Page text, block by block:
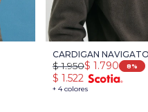
CARDIGAN
+ 4 colores
$ 1.790
$ 1.950 8
$ 1.522